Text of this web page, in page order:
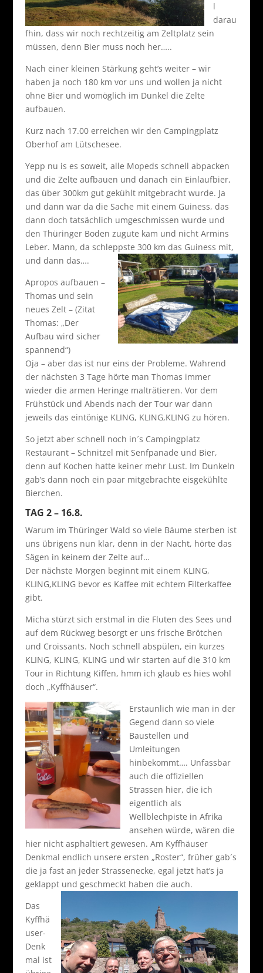
l
darau
fhin, dass wir noch rechtzeitig am Zeltplatz sein
müssen, denn Bier muss noch her…..
Nach einer kleinen Stärkung geht’s weiter – wir
haben ja noch 180 km vor uns und wollen ja nicht
ohne Bier und womöglich im Dunkel die Zelte
aufbauen.
Kurz nach 17.00 erreichen wir den Campingplatz
Oberhof am Lütschesee.
Yepp nu is es soweit, alle Mopeds schnell abpacken
und die Zelte aufbauen und danach ein Einlaufbier,
das über 300km gut gekühlt mitgebracht wurde. Ja
und dann war da die Sache mit einem Guiness, das
dann doch tatsächlich umgeschmissen wurde und
den Thüringer Boden zugute kam und nicht Armins
Leber. Mann, da schleppste 300 km das Guiness mit,
und dann das….
Apropos aufbauen –
Thomas und sein
neues Zelt – (Zitat
Thomas: „Der
Aufbau wird sicher
spannend“)
Oja – aber das ist nur eins der Probleme. Wahrend
der nächsten 3 Tage hörte man Thomas immer
wieder die armen Heringe malträtieren. Vor dem
Frühstück und Abends nach der Tour war dann
jeweils das eintönige KLING, KLING,KLING zu hören.
So jetzt aber schnell noch in´s Campingplatz
Restaurant – Schnitzel mit Senfpanade und Bier,
denn auf Kochen hatte keiner mehr Lust. Im Dunkeln
gab’s dann noch ein paar mitgebrachte eisgekühlte
Bierchen.
TAG 2 – 16.8.
Warum im Thüringer Wald so viele Bäume sterben ist
uns übrigens nun klar, denn in der Nacht, hörte das
Sägen in keinem der Zelte auf…
Der nächste Morgen beginnt mit einem KLING,
KLING,KLING bevor es Kaffee mit echtem Filterkaffee
gibt.
Micha stürzt sich erstmal in die Fluten des Sees und
auf dem Rückweg besorgt er uns frische Brötchen
und Croissants. Noch schnell abspülen, ein kurzes
KLING, KLING, KLING und wir starten auf die 310 km
Tour in Richtung Kiffen, hmm ich glaub es hies wohl
doch „Kyffhäuser“.
Erstaunlich wie man in der
Gegend dann so viele
Baustellen und
Umleitungen
hinbekommt…. Unfassbar
auch die offiziellen
Strassen hier, die ich
eigentlich als
Wellblechpiste in Afrika
ansehen würde, wären die
hier nicht asphaltiert gewesen. Am Kyffhäuser
Denkmal endlich unsere ersten „Roster“, früher gab´s
die ja fast an jeder Strassenecke, egal jetzt hat’s ja
geklappt und geschmeckt haben die auch.
Das
Kyffhä
user-
Denk
mal ist